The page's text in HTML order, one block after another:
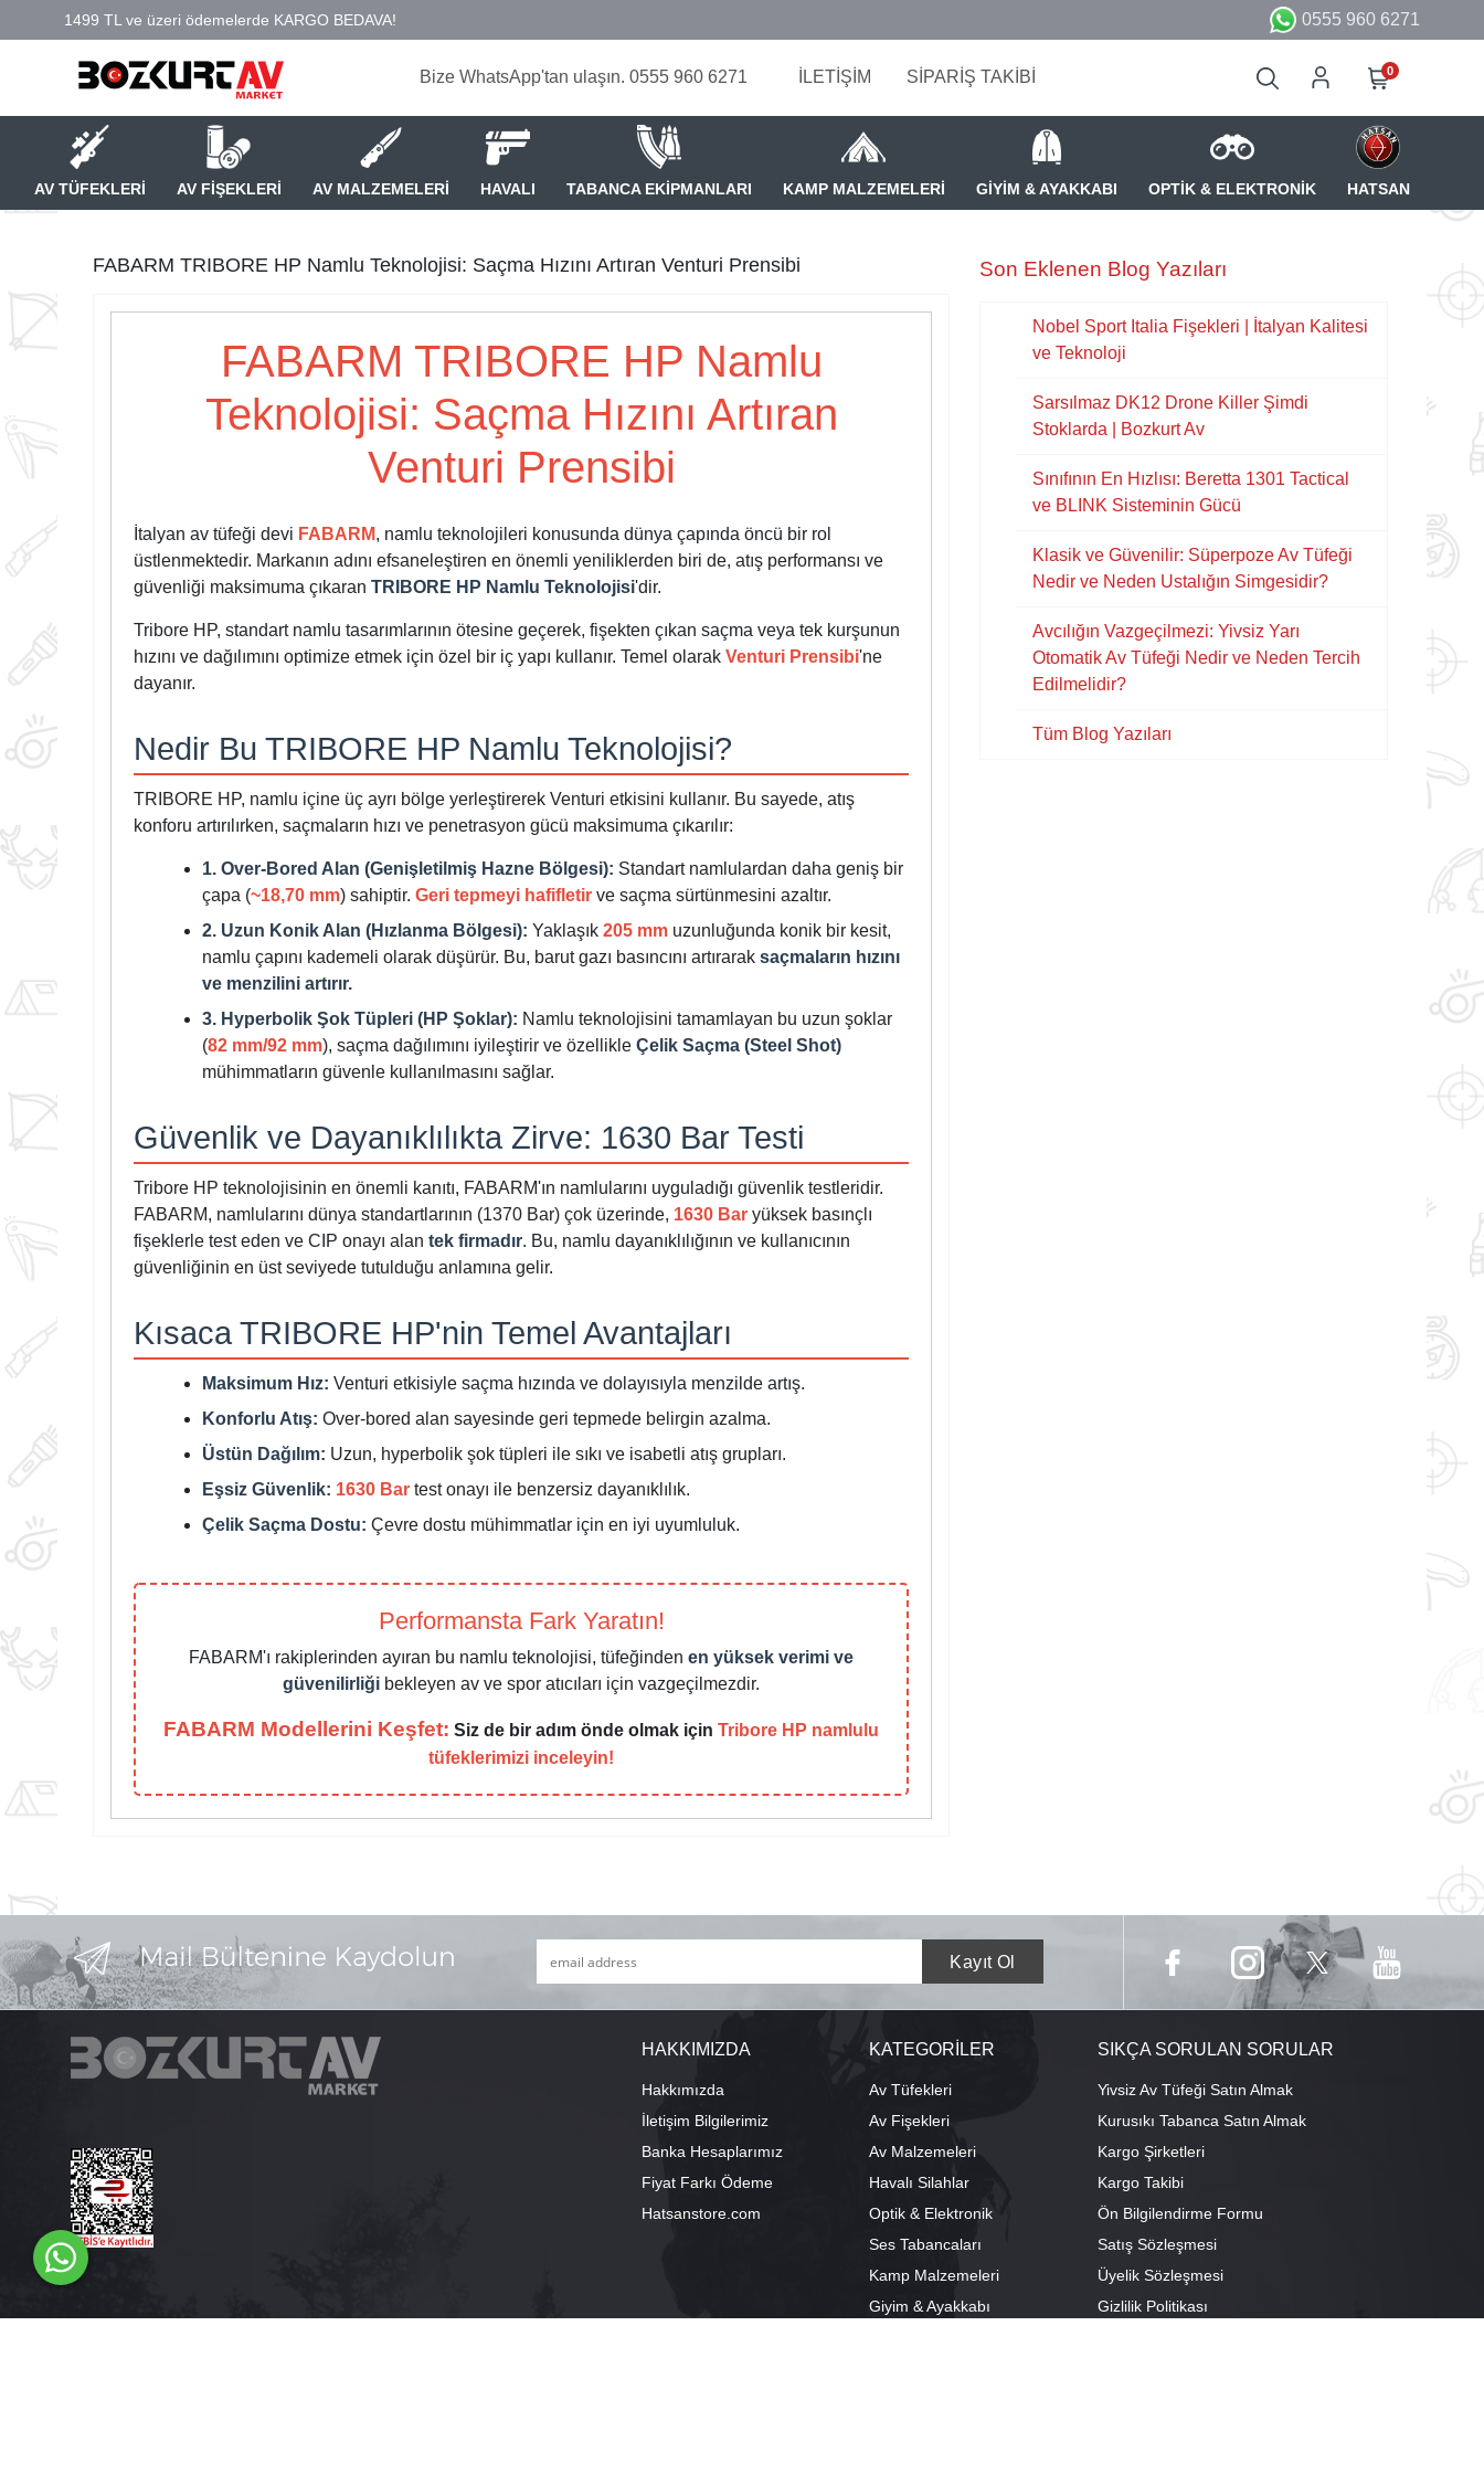
0555 960 6271
Bize WhatsApp'tan ulaşın. 0555 960 6271 İLETİŞİM SİPARİŞ TAKİBİ 0
AV TÜFEKLERİ AV FİŞEKLERİ AV MALZEMELERİ HAVALI TABANCA EKİPMANLARI KAMP MALZEMELERİ GİYİM & AYAKKABI OPTİK & ELEKTRONİK HATSAN
FABARM TRIBORE HP Namlu Teknolojisi: Saçma Hızını Artıran Venturi Prensibi
FABARM TRIBORE HP Namlu
Teknolojisi: Saçma Hızını Artıran
Venturi Prensibi
İtalyan av tüfeği devi FABARM, namlu teknolojileri konusunda dünya çapında öncü bir rol
üstlenmektedir. Markanın adını efsaneleştiren en önemli yeniliklerden biri de, atış performansı ve
güvenliği maksimuma çıkaran TRIBORE HP Namlu Teknolojisi'dir.
Tribore HP, standart namlu tasarımlarının ötesine geçerek, fişekten çıkan saçma veya tek kurşunun
hızını ve dağılımını optimize etmek için özel bir iç yapı kullanır. Temel olarak Venturi Prensibi'ne
dayanır.
Nedir Bu TRIBORE HP Namlu Teknolojisi?
TRIBORE HP, namlu içine üç ayrı bölge yerleştirerek Venturi etkisini kullanır. Bu sayede, atış
konforu artırılırken, saçmaların hızı ve penetrasyon gücü maksimuma çıkarılır:
1. Over-Bored Alan (Genişletilmiş Hazne Bölgesi): Standart namlulardan daha geniş bir
çapa (~18,70 mm) sahiptir. Geri tepmeyi hafifletir ve saçma sürtünmesini azaltır.
2. Uzun Konik Alan (Hızlanma Bölgesi): Yaklaşık 205 mm uzunluğunda konik bir kesit,
namlu çapını kademeli olarak düşürür. Bu, barut gazı basıncını artırarak saçmaların hızını
ve menzilini artırır.
3. Hyperbolik Şok Tüpleri (HP Şoklar): Namlu teknolojisini tamamlayan bu uzun şoklar
(82 mm/92 mm), saçma dağılımını iyileştirir ve özellikle Çelik Saçma (Steel Shot)
mühimmatların güvenle kullanılmasını sağlar.
Güvenlik ve Dayanıklılıkta Zirve: 1630 Bar Testi
Tribore HP teknolojisinin en önemli kanıtı, FABARM'ın namlularını uyguladığı güvenlik testleridir.
FABARM, namlularını dünya standartlarının (1370 Bar) çok üzerinde, 1630 Bar yüksek basınçlı
fişeklerle test eden ve CIP onayı alan tek firmadır. Bu, namlu dayanıklılığının ve kullanıcının
güvenliğinin en üst seviyede tutulduğu anlamına gelir.
Kısaca TRIBORE HP'nin Temel Avantajları
Maksimum Hız: Venturi etkisiyle saçma hızında ve dolayısıyla menzilde artış.
Konforlu Atış: Over-bored alan sayesinde geri tepmede belirgin azalma.
Üstün Dağılım: Uzun, hyperbolik şok tüpleri ile sıkı ve isabetli atış grupları.
Eşsiz Güvenlik: 1630 Bar test onayı ile benzersiz dayanıklılık.
Çelik Saçma Dostu: Çevre dostu mühimmatlar için en iyi uyumluluk.
Performansta Fark Yaratın!
FABARM'ı rakiplerinden ayıran bu namlu teknolojisi, tüfeğinden en yüksek verimi ve
güvenilirliği bekleyen av ve spor atıcıları için vazgeçilmezdir.
FABARM Modellerini Keşfet: Siz de bir adım önde olmak için Tribore HP namlulu
tüfeklerimizi inceleyin!
Son Eklenen Blog Yazıları
Nobel Sport Italia Fişekleri | İtalyan Kalitesi
ve Teknoloji
Sarsılmaz DK12 Drone Killer Şimdi
Stoklarda | Bozkurt Av
Sınıfının En Hızlısı: Beretta 1301 Tactical
ve BLINK Sisteminin Gücü
Klasik ve Güvenilir: Süperpoze Av Tüfeği
Nedir ve Neden Ustalığın Simgesidir?
Avcılığın Vazgeçilmezi: Yivsiz Yarı
Otomatik Av Tüfeği Nedir ve Neden Tercih
Edilmelidir?
Tüm Blog Yazıları
HAKKIMIZDA
Hakkımızda
İletişim Bilgilerimiz
Banka Hesaplarımız
Fiyat Farkı Ödeme
Hatsanstore.com
KATEGORİLER
Av Tüfekleri
Av Fişekleri
Av Malzemeleri
Havalı Silahlar
Optik & Elektronik
Ses Tabancaları
Kamp Malzemeleri
Giyim & Ayakkabı
SIKÇA SORULAN SORULAR
Yivsiz Av Tüfeği Satın Almak
Kurusıkı Tabanca Satın Almak
Kargo Şirketleri
Kargo Takibi
Ön Bilgilendirme Formu
Satış Sözleşmesi
Üyelik Sözleşmesi
Gizlilik Politikası